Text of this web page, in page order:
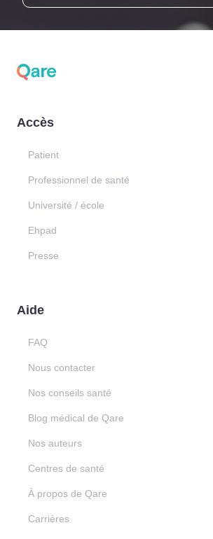
Accès
Patient
Professionnel de santé
Université / école
Ehpad
Presse
Aide
FAQ
Nous contacter
Nos conseils santé
Blog médical de Qare
Nos auteurs
Centres de santé
À propos de Qare
Carrières